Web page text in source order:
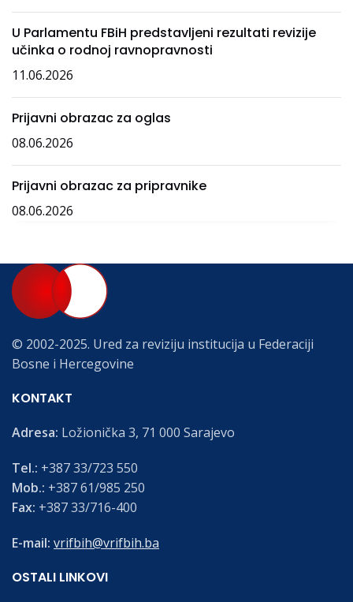
U Parlamentu FBiH predstavljeni rezultati revizije
učinka o rodnoj ravnopravnosti
11.06.2026
Prijavni obrazac za oglas
08.06.2026
Prijavni obrazac za pripravnike
08.06.2026
© 2002-2025. Ured za reviziju institucija u Federaciji
Bosne i Hercegovine
KONTAKT
Adresa: Ložionička 3, 71 000 Sarajevo
Tel.: +387 33/723 550
Mob.: +387 61/985 250
Fax: +387 33/716-400
E-mail: vrifbih@vrifbih.ba
OSTALI LINKOVI